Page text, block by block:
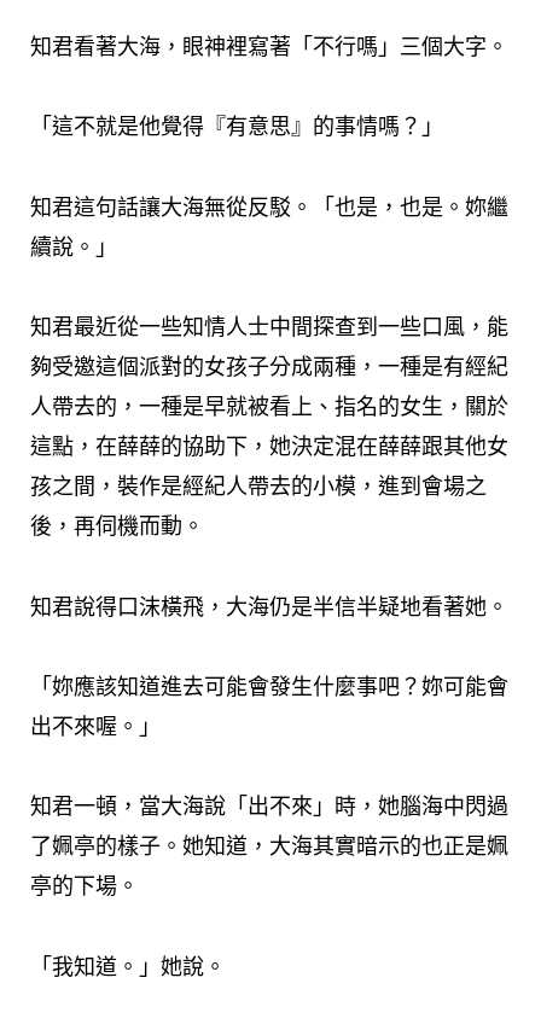
知君看著大海，眼神裡寫著「不行嗎」三個大字。
「這不就是他覺得『有意思』的事情嗎？」
知君這句話讓大海無從反駁。「也是，也是。妳繼
續說。」
知君最近從一些知情人士中間探查到一些口風，能
夠受邀這個派對的女孩子分成兩種，一種是有經紀
人帶去的，一種是早就被看上、指名的女生，關於
這點，在薛薛的協助下，她決定混在薛薛跟其他女
孩之間，裝作是經紀人帶去的小模，進到會場之
後，再伺機而動。
知君說得口沫橫飛，大海仍是半信半疑地看著她。
「妳應該知道進去可能會發生什麼事吧？妳可能會
出不來喔。」
知君一頓，當大海說「出不來」時，她腦海中閃過
了姵亭的樣子。她知道，大海其實暗示的也正是姵
亭的下場。
「我知道。」她說。